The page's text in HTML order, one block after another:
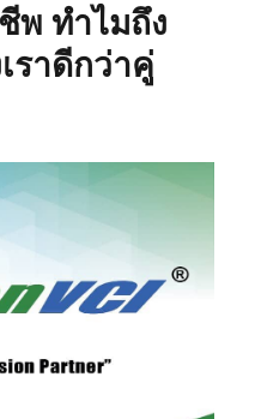
พ ทำไมถึง
ราดีกว่าคู่